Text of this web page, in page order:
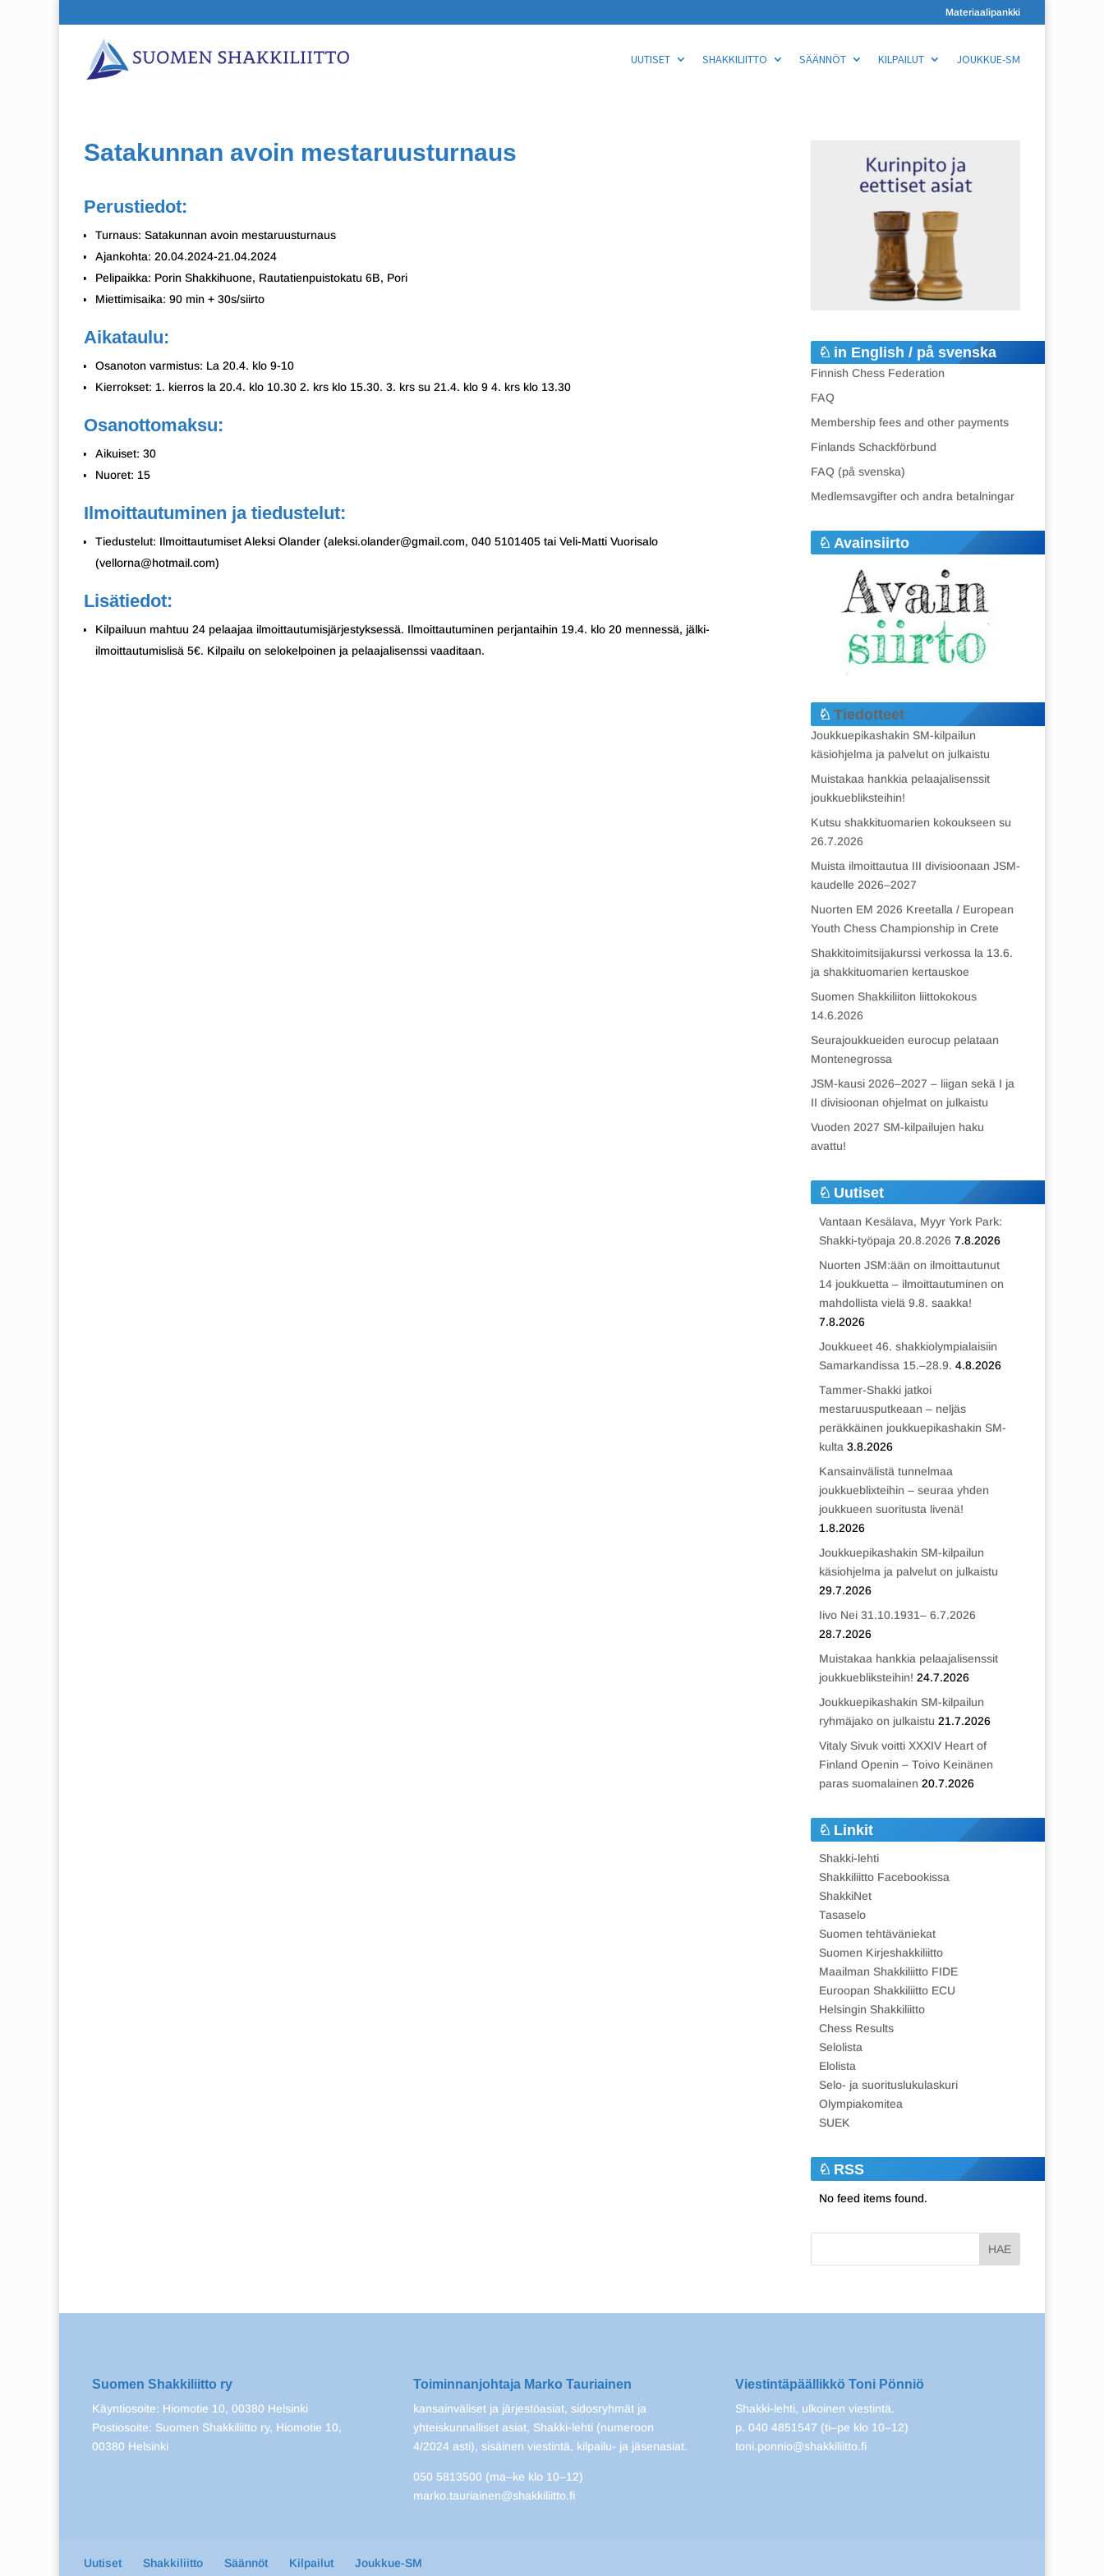
Materiaalipankki
UUTISET SHAKKILIITTO SÄÄNNÖT KILPAILUT JOUKKUE-SM
Satakunnan avoin mestaruusturnaus
Perustiedot:
Turnaus: Satakunnan avoin mestaruusturnaus
Ajankohta: 20.04.2024-21.04.2024
Pelipaikka: Porin Shakkihuone, Rautatienpuistokatu 6B, Pori
Miettimisaika: 90 min + 30s/siirto
Aikataulu:
Osanoton varmistus: La 20.4. klo 9-10
Kierrokset: 1. kierros la 20.4. klo 10.30 2. krs klo 15.30. 3. krs su 21.4. klo 9 4. krs klo 13.30
Osanottomaksu:
Aikuiset: 30
Nuoret: 15
Ilmoittautuminen ja tiedustelut:
Tiedustelut: Ilmoittautumiset Aleksi Olander (aleksi.olander@gmail.com, 040 5101405 tai Veli-Matti Vuorisalo
(vellorna@hotmail.com)
Lisätiedot:
Kilpailuun mahtuu 24 pelaajaa ilmoittautumisjärjestyksessä. Ilmoittautuminen perjantaihin 19.4. klo 20 mennessä, jälki-
ilmoittautumislisä 5€. Kilpailu on selokelpoinen ja pelaajalisenssi vaaditaan.
in English / på svenska
Finnish Chess Federation
FAQ
Membership fees and other payments
Finlands Schackförbund
FAQ (på svenska)
Medlemsavgifter och andra betalningar
Avainsiirto
Tiedotteet
Joukkuepikashakin SM-kilpailun
käsiohjelma ja palvelut on julkaistu
Muistakaa hankkia pelaajalisenssit
joukkuebliksteihin!
Kutsu shakkituomarien kokoukseen su
26.7.2026
Muista ilmoittautua III divisioonaan JSM-
kaudelle 2026–2027
Nuorten EM 2026 Kreetalla / European
Youth Chess Championship in Crete
Shakkitoimitsijakurssi verkossa la 13.6.
ja shakkituomarien kertauskoe
Suomen Shakkiliiton liittokokous
14.6.2026
Seurajoukkueiden eurocup pelataan
Montenegrossa
JSM-kausi 2026–2027 – liigan sekä I ja
II divisioonan ohjelmat on julkaistu
Vuoden 2027 SM-kilpailujen haku
avattu!
Uutiset
Vantaan Kesälava, Myyr York Park:
Shakki-työpaja 20.8.2026 7.8.2026
Nuorten JSM:ään on ilmoittautunut
14 joukkuetta – ilmoittautuminen on
mahdollista vielä 9.8. saakka!
7.8.2026
Joukkueet 46. shakkiolympialaisiin
Samarkandissa 15.–28.9. 4.8.2026
Tammer-Shakki jatkoi
mestaruusputkeaan – neljäs
peräkkäinen joukkuepikashakin SM-
kulta 3.8.2026
Kansainvälistä tunnelmaa
joukkueblixteihin – seuraa yhden
joukkueen suoritusta livenä!
1.8.2026
Joukkuepikashakin SM-kilpailun
käsiohjelma ja palvelut on julkaistu
29.7.2026
Iivo Nei 31.10.1931– 6.7.2026
28.7.2026
Muistakaa hankkia pelaajalisenssit
joukkuebliksteihin! 24.7.2026
Joukkuepikashakin SM-kilpailun
ryhmäjako on julkaistu 21.7.2026
Vitaly Sivuk voitti XXXIV Heart of
Finland Openin – Toivo Keinänen
paras suomalainen 20.7.2026
Linkit
Shakki-lehti
Shakkiliitto Facebookissa
ShakkiNet
Tasaselo
Suomen tehtäväniekat
Suomen Kirjeshakkiliitto
Maailman Shakkiliitto FIDE
Euroopan Shakkiliitto ECU
Helsingin Shakkiliitto
Chess Results
Selolista
Elolista
Selo- ja suorituslukulaskuri
Olympiakomitea
SUEK
RSS
No feed items found.
Suomen Shakkiliitto ry
Käyntiosoite: Hiomotie 10, 00380 Helsinki
Postiosoite: Suomen Shakkiliitto ry, Hiomotie 10,
00380 Helsinki
Toiminnanjohtaja Marko Tauriainen
kansainväliset ja järjestöasiat, sidosryhmät ja
yhteiskunnalliset asiat, Shakki-lehti (numeroon
4/2024 asti), sisäinen viestintä, kilpailu- ja jäsenasiat.
050 5813500 (ma–ke klo 10–12)
marko.tauriainen@shakkiliitto.fi
Viestintäpäällikkö Toni Pönniö
Shakki-lehti, ulkoinen viestintä.
p. 040 4851547 (ti–pe klo 10–12)
toni.ponnio@shakkiliitto.fi
Uutiset Shakkiliitto Säännöt Kilpailut Joukkue-SM